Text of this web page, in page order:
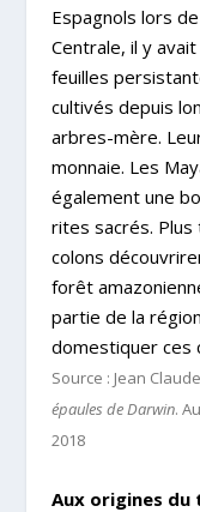
Espagnols lors
Centrale, il y
feuilles
cultivés depuis
arbres-mère.
monnaie. Les
également une
rites sacrés. Plus
colons
forêt
partie de la
domestiquer ces
Source : Jean
épaules de Darwin.
2018
Aux origines du